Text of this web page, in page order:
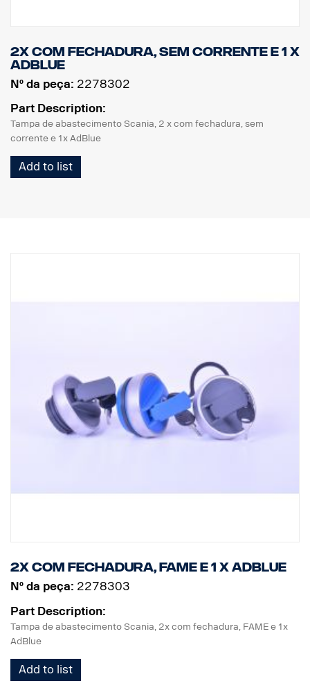
2x com fechadura, sem corrente e 1 x
AdBlue
Nº da peça: 2278302
Part Description:
Tampa de abastecimento Scania, 2 x com fechadura, sem
corrente e 1x AdBlue
Add to list
2x Com fechadura, FAME e 1 x AdBlue
Nº da peça: 2278303
Part Description:
Tampa de abastecimento Scania, 2x com fechadura, FAME e 1x
AdBlue
Add to list